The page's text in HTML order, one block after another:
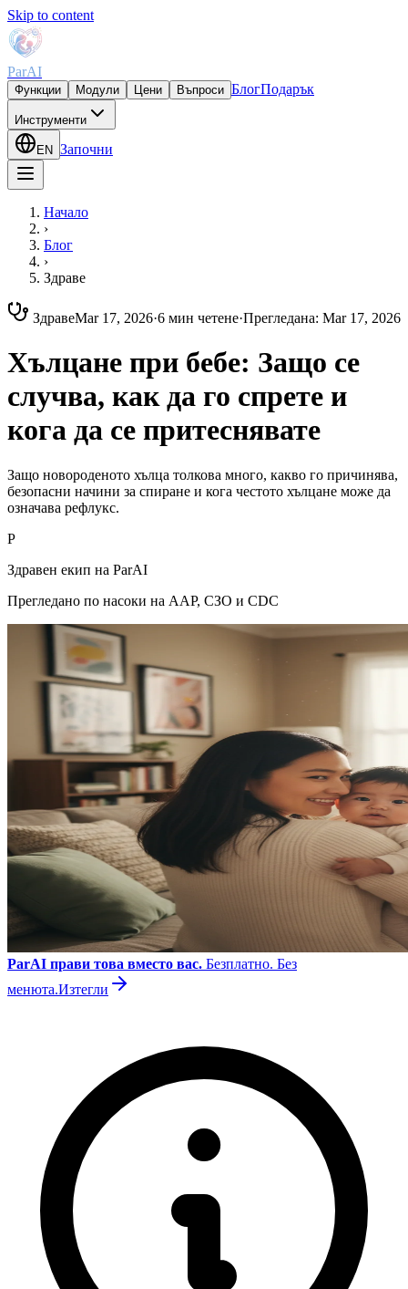
Skip to content
ParAI
Функции Модули Цени Въпроси БлогПодарък
Инструменти
EN Започни
Начало
›
Блог
›
Здраве
ЗдравеMar 17, 2026·6 мин четене·Прегледана: Mar 17, 2026
Хълцане при бебе: Защо се
случва, как да го спрете и
кога да се притеснявате
Защо новороденото хълца толкова много, какво го причинява,
безопасни начини за спиране и кога честото хълцане може да
означава рефлукс.
P
Здравен екип на ParAI
Прегледано по насоки на AAP, СЗО и CDC
ParAI прави това вместо вас. Безплатно. Без
менюта.Изтегли